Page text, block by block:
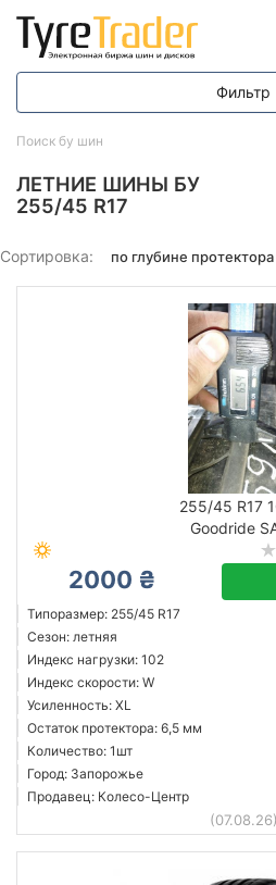
ЛЕТНИЕ ШИНЫ БУ
255/45 R17
Сортировка:
255/45 R17
Goodride
2000 ₴
Типоразмер: 255/45 R17
Сезон: летняя
Индекс нагрузки: 102
Индекс скорости: W
Усиленность: XL
Остаток протектора: 6,5 мм
Количество: 1шт
Город: Запорожье
Продавец: Колесо-Центр
(07.08.26)
Поиск бу шин
Фильтр
Диапазон цен
от
Остаток протектора в мм.
от до
Bridgestone
Continental
Goodride
Goodyear
Все бренды